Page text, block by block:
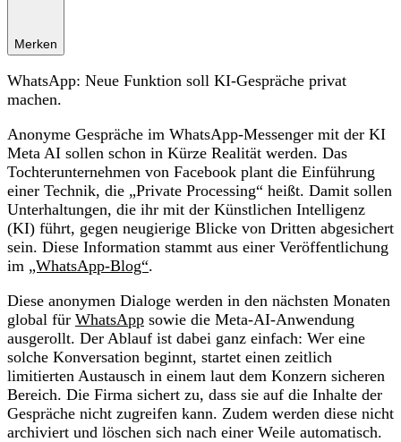
Merken
WhatsApp: Neue Funktion soll KI-Gespräche privat
machen.
Anonyme Gespräche im WhatsApp-Messenger mit der KI
Meta AI sollen schon in Kürze Realität werden. Das
Tochterunternehmen von Facebook plant die Einführung
einer Technik, die „Private Processing“ heißt. Damit sollen
Unterhaltungen, die ihr mit der Künstlichen Intelligenz
(KI) führt, gegen neugierige Blicke von Dritten abgesichert
sein. Diese Information stammt aus einer Veröffentlichung
im „WhatsApp-Blog“.
Diese anonymen Dialoge werden in den nächsten Monaten
global für WhatsApp sowie die Meta-AI-Anwendung
ausgerollt. Der Ablauf ist dabei ganz einfach: Wer eine
solche Konversation beginnt, startet einen zeitlich
limitierten Austausch in einem laut dem Konzern sicheren
Bereich. Die Firma sichert zu, dass sie auf die Inhalte der
Gespräche nicht zugreifen kann. Zudem werden diese nicht
archiviert und löschen sich nach einer Weile automatisch.